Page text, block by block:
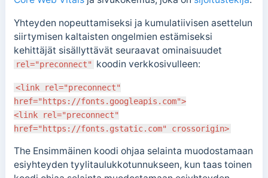
Yhteyden nopeuttamiseksi ja kumulatiivisen asettelun
siirtymisen kaltaisten ongelmien estämiseksi
kehittäjät sisällyttävät seuraavat ominaisuudet
rel="preconnect" koodin verkkosivulleen:
<link rel="preconnect"
href="https://fonts.googleapis.com">
<link rel="preconnect"
href="https://fonts.gstatic.com" crossorigin>
The Ensimmäinen koodi ohjaa selainta muodostamaan
esiyhteyden tyylitaulukkotunnukseen, kun taas toinen